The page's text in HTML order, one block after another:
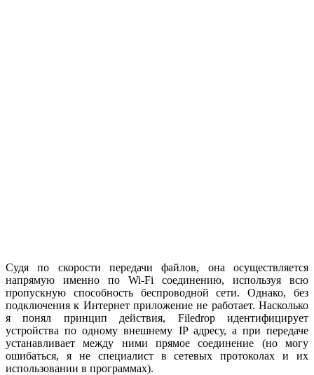
Судя по скорости передачи файлов, она осуществляется
напрямую именно по Wi-Fi соединению, используя всю
пропускную способность беспроводной сети. Однако, без
подключения к Интернет приложение не работает. Насколько
я понял принцип действия, Filedrop идентифицирует
устройства по одному внешнему IP адресу, а при передаче
устанавливает между ними прямое соединение (но могу
ошибаться, я не специалист в сетевых протоколах и их
использовании в программах).